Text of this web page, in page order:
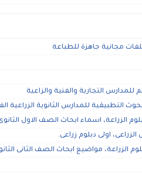
مجانية جاهزة للطباعة
للمدارس التجارية والفنية والزاعية
التطبيقية للمدارس الثانوية الزراعية
اسماء ابحاث الصف الاول الثانوى
اولى دبلوم زراعى.
مواضيع ابحاث الصف الثانى